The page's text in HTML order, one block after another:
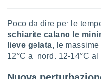
Poco da dire per le
schiarite calano le
lieve gelata, le
12°C al nord, 12-14°C